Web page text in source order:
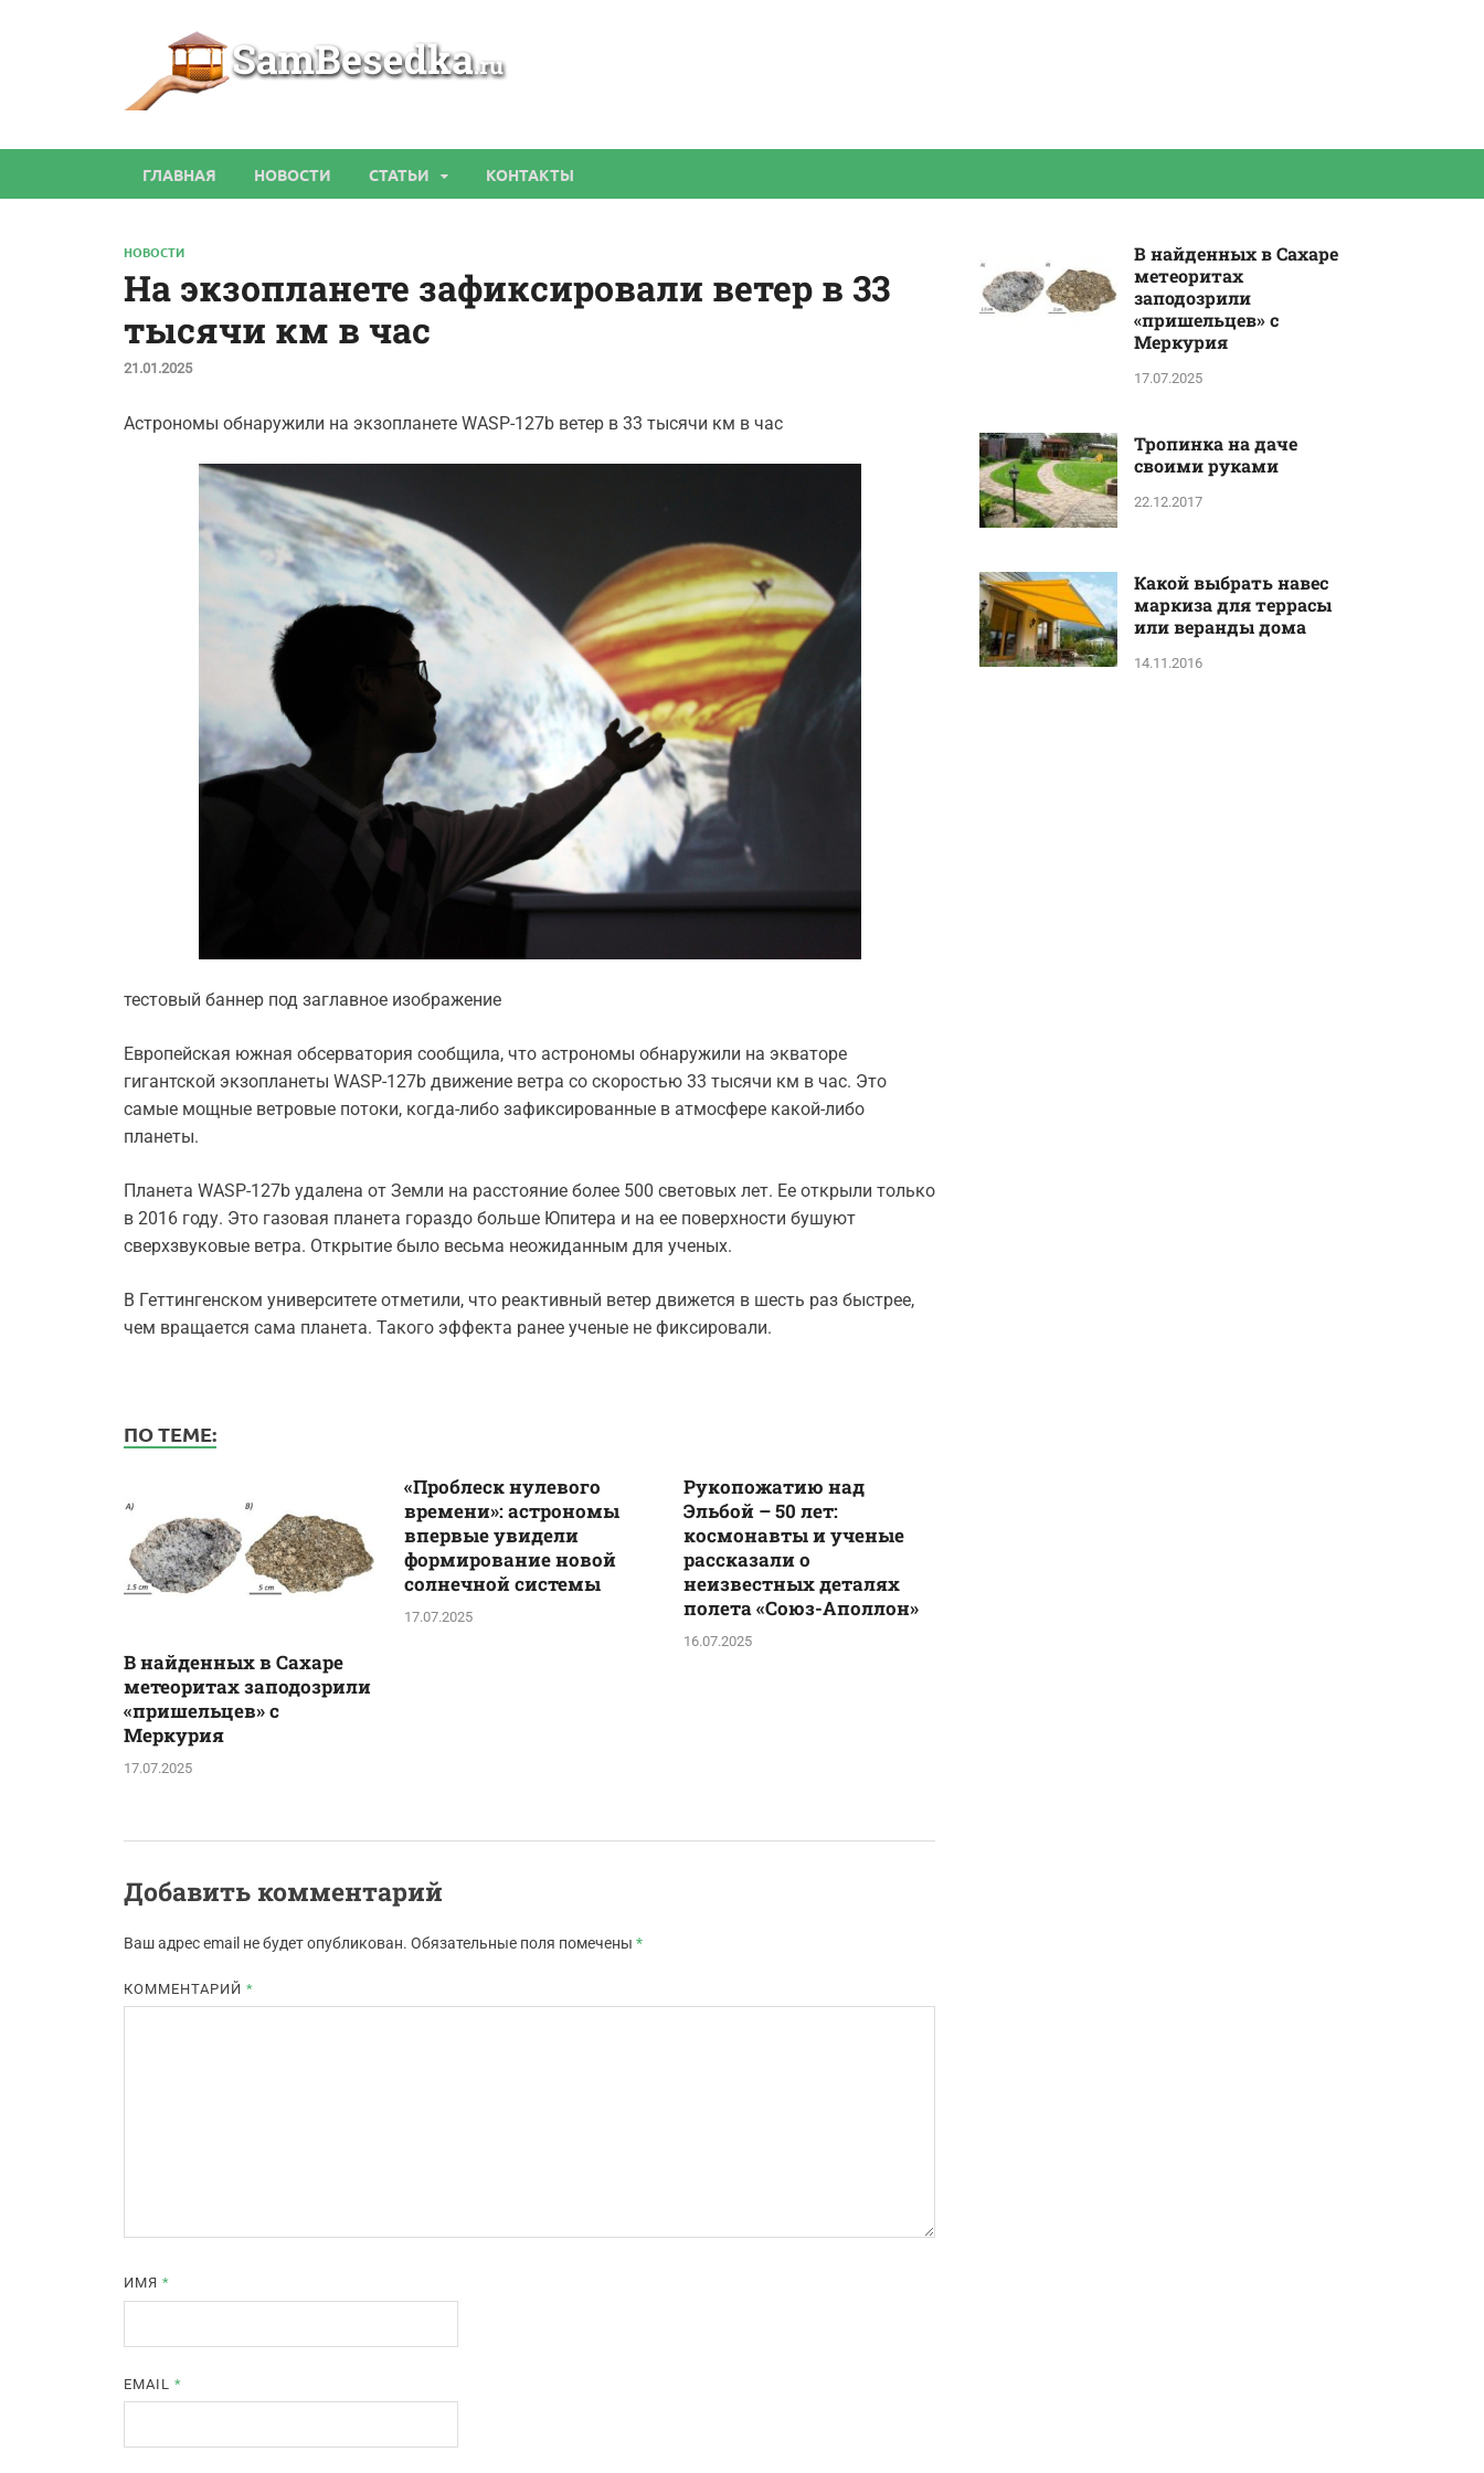
ГЛАВНАЯ НОВОСТИ СТАТЬИ КОНТАКТЫ
НОВОСТИ
На экзопланете зафиксировали ветер в 33
тысячи км в час
21.01.2025
Астрономы обнаружили на экзопланете WASP-127b ветер в 33 тысячи км в час
тестовый баннер под заглавное изображение
Европейская южная обсерватория сообщила, что астрономы обнаружили на экваторе
гигантской экзопланеты WASP-127b движение ветра со скоростью 33 тысячи км в час. Это
самые мощные ветровые потоки, когда-либо зафиксированные в атмосфере какой-либо
планеты.
Планета WASP-127b удалена от Земли на расстояние более 500 световых лет. Ее открыли только
в 2016 году. Это газовая планета гораздо больше Юпитера и на ее поверхности бушуют
сверхзвуковые ветра. Открытие было весьма неожиданным для ученых.
В Геттингенском университете отметили, что реактивный ветер движется в шесть раз быстрее,
чем вращается сама планета. Такого эффекта ранее ученые не фиксировали.
ПО ТЕМЕ:
В найденных в Сахаре
метеоритах заподозрили
«пришельцев» с
Меркурия
17.07.2025
«Проблеск нулевого
времени»: астрономы
впервые увидели
формирование новой
солнечной системы
17.07.2025
Рукопожатию над
Эльбой – 50 лет:
космонавты и ученые
рассказали о
неизвестных деталях
полета «Союз-Аполлон»
16.07.2025
Добавить комментарий
Ваш адрес email не будет опубликован. Обязательные поля помечены *
КОММЕНТАРИЙ*
ИМЯ*
EMAIL*
В найденных в Сахаре
метеоритах
заподозрили
«пришельцев» с
Меркурия
17.07.2025
Тропинка на даче
своими руками
22.12.2017
Какой выбрать навес
маркиза для террасы
или веранды дома
14.11.2016